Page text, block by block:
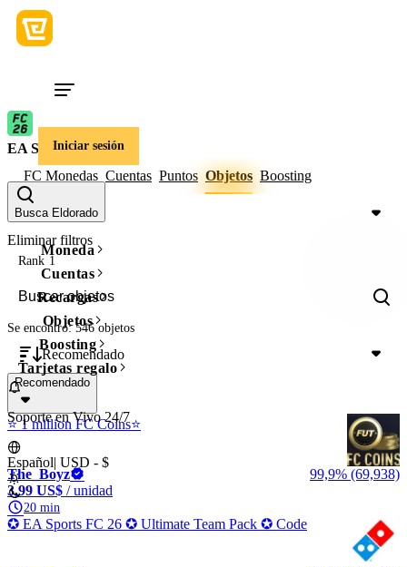
Iniciar sesión
Busca Eldorado
Moneda
Cuentas
Recargas
Objetos
Boosting
Tarjetas regalo
Soporte en Vivo 24/7
Español| USD - $
EA Sports FC
FC Monedas Cuentas Puntos Objetos Boosting
Precio
Eliminar filtros
Rank 1
Se encontró: 546 objetos
Recomendado
Recomendado
⭐ 1 million FC Coins⭐
The_Boyz
99,9% (69,938)
3,99 US$ / unidad
20 min
✪ EA Sports FC 26 ✪ Ultimate Team Pack ✪ Code